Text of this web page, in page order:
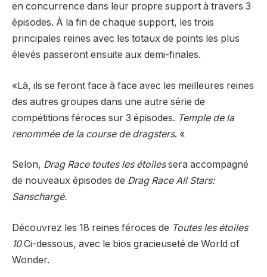
en concurrence dans leur propre support à travers 3
épisodes. À la fin de chaque support, les trois
principales reines avec les totaux de points les plus
élevés passeront ensuite aux demi-finales.
«Là, ils se feront face à face avec les meilleures reines
des autres groupes dans une autre série de
compétitions féroces sur 3 épisodes. Temple de la
renommée de la course de dragsters. «
Selon, Drag Race toutes les étoilessera accompagné
de nouveaux épisodes de Drag Race All Stars:
Sanschargé.
Découvrez les 18 reines féroces de Toutes les étoiles
10Ci-dessous, avec le bios gracieuseté de World of
Wonder.